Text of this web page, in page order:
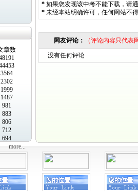
章数
3564
2302
1999
1487
981
883
806
712
694
more...
* 如果您发现该中考不能下载，请
* 未经本站明确许可，任何网站不
网友评论： （评论内容只代
没有任何评论